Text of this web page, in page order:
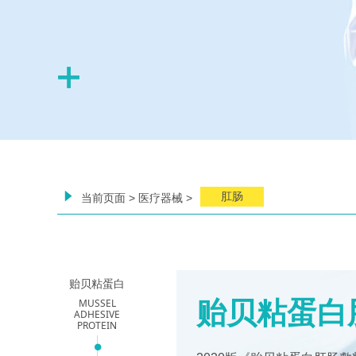
贻贝粘蛋
肛肠
当前页面 > 医疗器械 >
념
贻贝粘蛋白
넸
MUSSEL
ADHESIVE
PROTEIN